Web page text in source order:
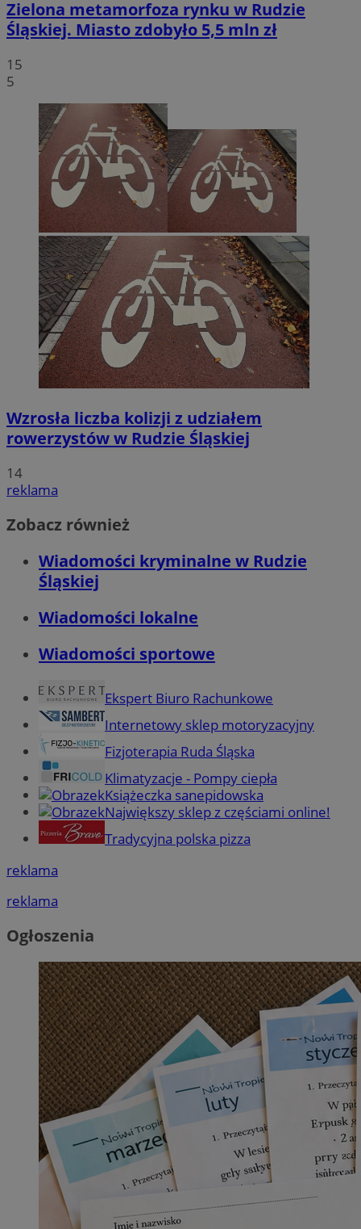
Zielona metamorfoza rynku w Rudzie
Śląskiej. Miasto zdobyło 5,5 mln zł
15
5
Wzrosła liczba kolizji z udziałem
rowerzystów w Rudzie Śląskiej
14
reklama
Zobacz również
Wiadomości kryminalne w Rudzie
Śląskiej
Wiadomości lokalne
Wiadomości sportowe
Ekspert Biuro Rachunkowe
Internetowy sklep motoryzacyjny
Fizjoterapia Ruda Śląska
Klimatyzacje - Pompy ciepła
Książeczka sanepidowska
Największy sklep z częściami online!
Tradycyjna polska pizza
reklama
reklama
Ogłoszenia